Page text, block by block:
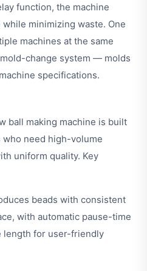
function, the machine
minimizing waste. One
machines at the same
change system — molds
specifications.
ball making machine is built
need high-volume
uniform quality. Key
beads with consistent
with automatic pause-time
length for user-friendly